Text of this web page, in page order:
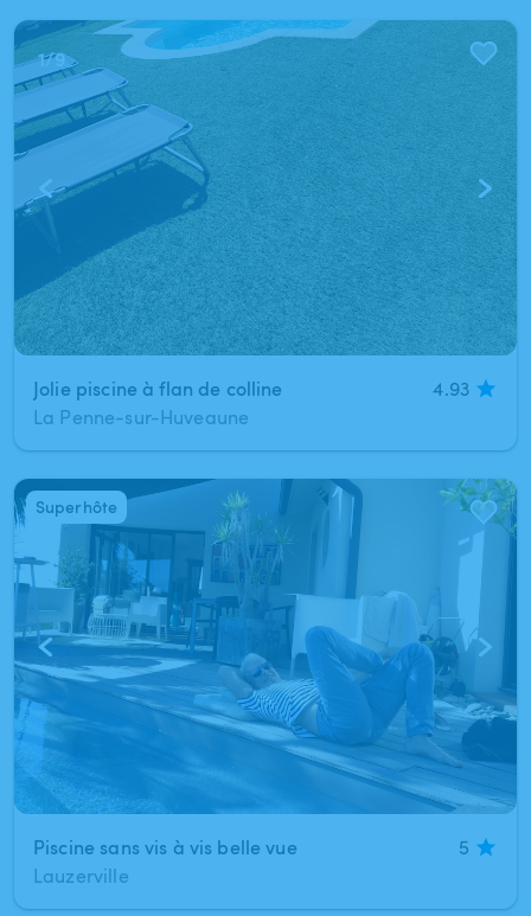
1/9
Jolie piscine à flan de colline
4.93
La Penne-sur-Huveaune
1/3
Piscine sans vis à vis belle vue
5
Lauzerville
Superhôte